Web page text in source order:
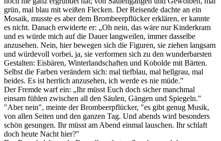
grün, mal blau mit weißen Flecken. Der Reisende dachte an ein
Mosaik, musste es aber dem Brombeerpflücker erklären, er kannte
es nicht. Danach erwiderte er: „Oh nein, das wäre nur Kinderkram
und es würde mich auf die Dauer langweilen, immer dasselbe
anzusehen. Nein, hier bewegen sich die Figuren, sie ziehen langsam
und würdevoll vorbei, ja, sie verformen sich zu den wunderbarsten
Gestalten: Eisbären, Winterlandschaften und Kobolde mit Bärten.
Selbst die Farben verändern sich: mal tiefblau, mal hellgrau, mal
beides. Es ist herrlich anzusehen, ich werde es nie müde."
Der Fremde warf ein: „Ihr müsst Euch doch sicher manchmal
einsam fühlen zwischen all den Säulen, Gängen und Spiegeln."
"Aber nein", meinte der Brombeerpflücker, "es gibt genug Musik,
von allen Seiten und den ganzen Tag. Und abends wird besonders
schön gesungen. Ihr müsst am Abend einmal lauschen. Ihr schlaft
doch heute Nacht hier?"